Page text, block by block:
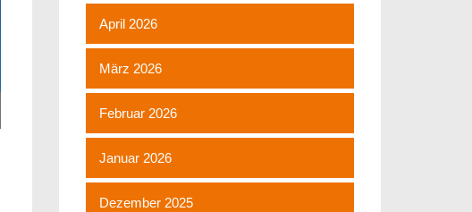
April 2026
März 2026
Februar 2026
Januar 2026
Dezember 2025